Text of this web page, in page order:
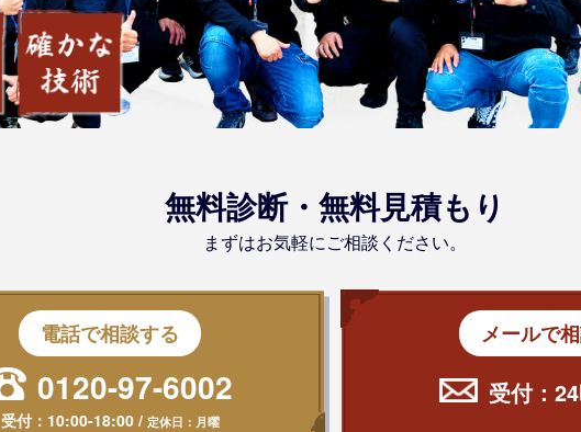
無料診断・無料見積もり
まずはお気軽にご相談ください。
電話で相談する
0120-97-6002
受付： 10:00-18:00/ 定休日：月曜
メールで
受付：